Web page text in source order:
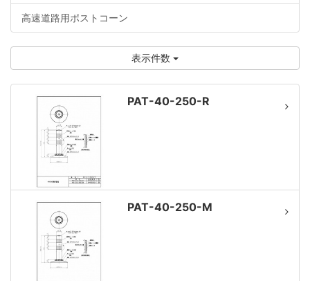
高速道路用ポストコーン
表示件数
PAT-40-250-R
PAT-40-250-M